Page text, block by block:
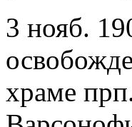
3 нояб.
храме